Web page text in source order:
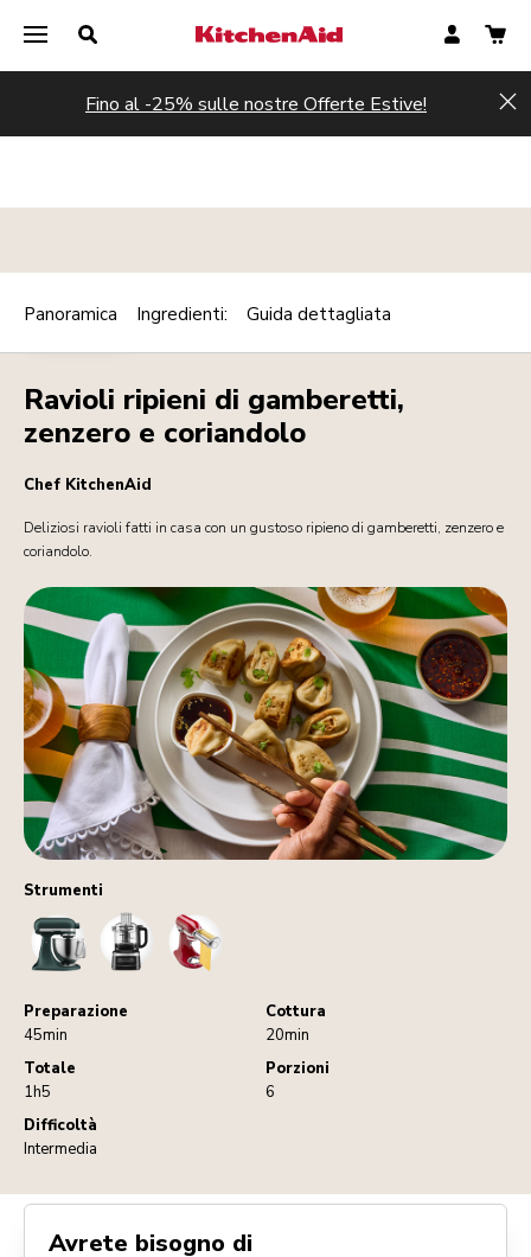
Fino al -25% sulle nostre Offerte Estive!
Strumenti
StandMixerFoodProcessorPastaRoller
Preparazione
45min
Cottura
20min
Totale
1h5
Porzioni
6
Difficoltà
Intermedia
CONTORNI
Ravioli ripieni di gamberetti,
zenzero e coriandolo
Chef KitchenAid
Deliziosi ravioli fatti in casa con un gustoso ripieno di gamberetti, zenzero e
coriandolo.
Panoramica Ingredienti: Guida dettagliata
Avrete bisogno di